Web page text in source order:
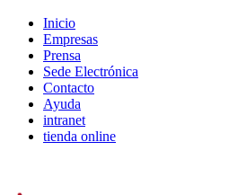
Inicio
Empresas
Prensa
Sede Electrónica
Contacto
Ayuda
intranet
tienda online